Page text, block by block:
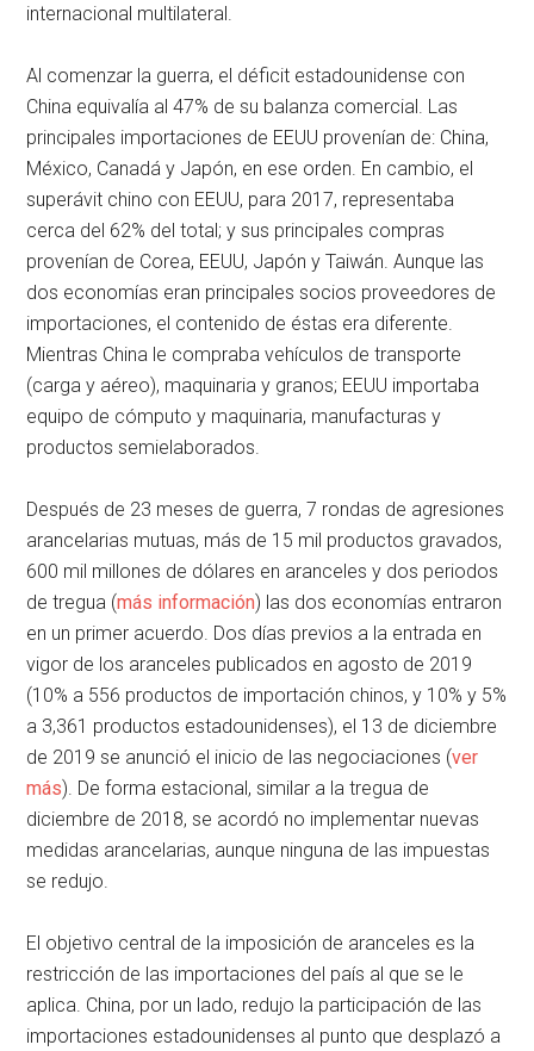
internacional multilateral.
Al comenzar la guerra, el déficit estadounidense con
China equivalía al 47% de su balanza comercial. Las
principales importaciones de EEUU provenían de: China,
México, Canadá y Japón, en ese orden. En cambio, el
superávit chino con EEUU, para 2017, representaba
cerca del 62% del total; y sus principales compras
provenían de Corea, EEUU, Japón y Taiwán. Aunque las
dos economías eran principales socios proveedores de
importaciones, el contenido de éstas era diferente.
Mientras China le compraba vehículos de transporte
(carga y aéreo), maquinaria y granos; EEUU importaba
equipo de cómputo y maquinaria, manufacturas y
productos semielaborados.
Después de 23 meses de guerra, 7 rondas de agresiones
arancelarias mutuas, más de 15 mil productos gravados,
600 mil millones de dólares en aranceles y dos periodos
de tregua (más información) las dos economías entraron
en un primer acuerdo. Dos días previos a la entrada en
vigor de los aranceles publicados en agosto de 2019
(10% a 556 productos de importación chinos, y 10% y 5%
a 3,361 productos estadounidenses), el 13 de diciembre
de 2019 se anunció el inicio de las negociaciones (ver
más). De forma estacional, similar a la tregua de
diciembre de 2018, se acordó no implementar nuevas
medidas arancelarias, aunque ninguna de las impuestas
se redujo.
El objetivo central de la imposición de aranceles es la
restricción de las importaciones del país al que se le
aplica. China, por un lado, redujo la participación de las
importaciones estadounidenses al punto que desplazó a